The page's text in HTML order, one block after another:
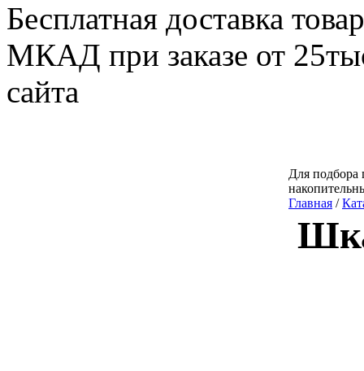
Бесплатная доставка
МКАД при заказе от
сайта
Для подбора
Главная /